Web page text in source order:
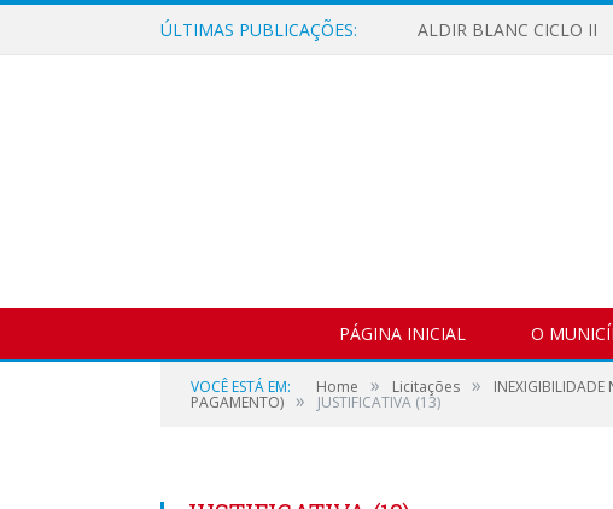
ÚLTIMAS PUBLICAÇÕES: ALDIR BLANC CICLO II
PÁGINA INICIAL O
VOCÊ ESTÁ EM: Home » Licitações » INEXIGIBILIDADE
PAGAMENTO) » JUSTIFICATIVA (13)